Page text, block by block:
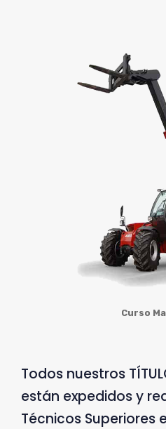
Curso
Todos nuestros
están expedidos y
Técnicos Superiores